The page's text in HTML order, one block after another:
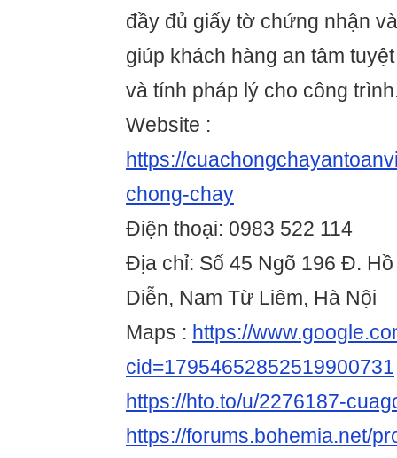
đầy đủ giấy tờ chứng nhận
giúp khách hàng an tâm
và tính pháp lý cho công
Website :
https://
chong-chay
Điện thoại: 0983 522 114
Địa chỉ: Số 45 Ngõ 196 Đ.
Diễn, Nam Từ Liêm, Hà Nội
Maps : https://
cid=17954652852519900731
https://hto.to/u/2276187-
https://forums.bohemia.net/